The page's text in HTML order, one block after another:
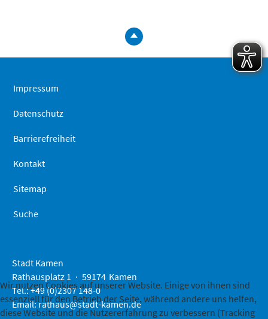
zum
Impressum
Datenschutz
Barrierefreiheit
Kontakt
Sitemap
Suche
Stadt Kamen
Rathausplatz 1
59174 Kamen
Tel.: +49 (0)2307 148-0
Email:rathaus@stadt-kamen.de
Wir nutzen Cookies auf unserer Website. Einige von ihnen sind
essenziell für den Betrieb der Seite, während andere uns helfen,
diese Website und die Nutzererfahrung zu verbessern (Tracking